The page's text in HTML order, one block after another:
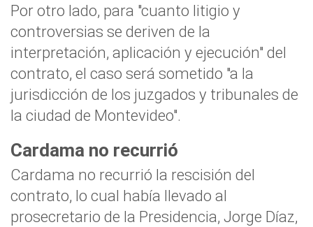
Por otro lado, para "cuanto litigio y
controversias se deriven de la
interpretación, aplicación y ejecución" del
contrato, el caso será sometido "a la
jurisdicción de los juzgados y tribunales de
la ciudad de Montevideo".
Cardama no recurrió
Cardama no recurrió la rescisión del
contrato, lo cual había llevado al
prosecretario de la Presidencia, Jorge Díaz,